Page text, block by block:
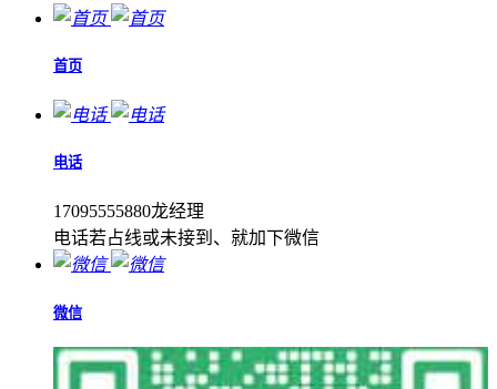
首页
电话
17095555880龙经理
电话若占线或未接到、就加下微信
微信